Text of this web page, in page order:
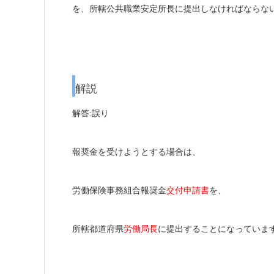
を、所轄公共職業安定所長に提出しなければならな
解説
解答:誤り
報奨金を受けようとする場合は、
労働保険事務組合報奨金交付申請書を、
所轄都道府県労働局長に提出することになっていま